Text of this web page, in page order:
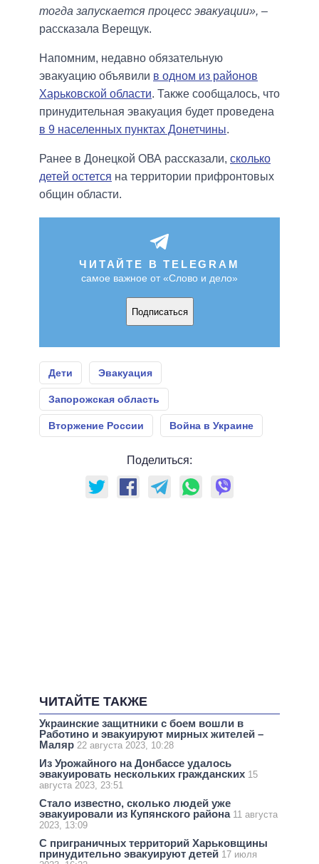
тогда запускается процесс эвакуации», –
рассказала Верещук.
Напомним, недавно обязательную
эвакуацию объявили в одном из районов
Харьковской области. Также сообщалось, что
принудительная эвакуация будет проведена
в 9 населенных пунктах Донетчины.
Ранее в Донецкой ОВА рассказали, сколько
детей остется на территории прифронтовых
общин области.
ЧИТАЙТЕ В TELEGRAM
самое важное от «Слово и дело»
Подписаться
Дети Эвакуация
Запорожская область
Вторжение России Война в Украине
Поделиться:
ЧИТАЙТЕ ТАКЖЕ
Украинские защитники с боем вошли в
Работино и эвакуируют мирных жителей –
Маляр 22 августа 2023, 10:28
Из Урожайного на Донбассе удалось
эвакуировать нескольких гражданских 15
августа 2023, 23:51
Стало известно, сколько людей уже
эвакуировали из Купянского района 11 августа
2023, 13:09
С приграничных территорий Харьковщины
принудительно эвакуируют детей 17 июля